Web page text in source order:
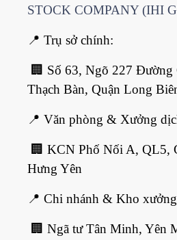
STOCK COMPANY (IHI
📍 Trụ sở chính:
🏢 Số 63, Ngõ 227
Thạch Bàn, Quận Long
📍 Văn phòng & Xưởng
🏢 KCN Phố Nối A, QL5,
Hưng Yên
📍 Chi nhánh & Kho
🏢 Ngã tư Tân Minh, Yên